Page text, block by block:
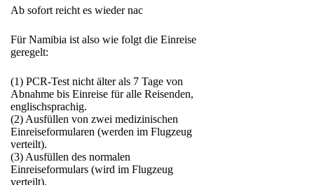
Ab sofort reicht es wieder nac
Für Namibia ist also wie folgt die Einreise
geregelt:
(1) PCR-Test nicht älter als 7 Tage von
Abnahme bis Einreise für alle Reisenden,
englischsprachig.
(2) Ausfüllen von zwei medizinischen
Einreiseformularen (werden im Flugzeug
verteilt).
(3) Ausfüllen des normalen
Einreiseformulars (wird im Flugzeug
verteilt).